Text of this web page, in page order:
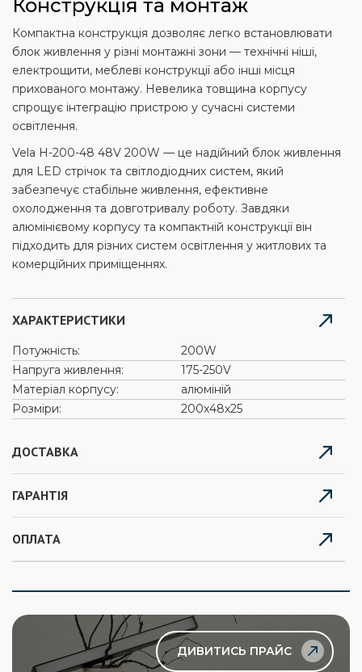
Конструкція та монтаж
Компактна конструкція дозволяє легко встановлювати
блок живлення у різні монтажні зони — технічні ніші,
електрощити, меблеві конструкції або інші місця
прихованого монтажу. Невелика товщина корпусу
спрощує інтеграцію пристрою у сучасні системи
освітлення.
Vela H-200-48 48V 200W — це надійний блок живлення
для LED стрічок та світлодіодних систем, який
забезпечує стабільне живлення, ефективне
охолодження та довготривалу роботу. Завдяки
алюмінієвому корпусу та компактній конструкції він
підходить для різних систем освітлення у житлових та
комерційних приміщеннях.
ХАРАКТЕРИСТИКИ
Потужність:
200W
Напруга живлення:
175-250V
Матеріал корпусу:
алюміній
Розміри:
200х48х25
ДОСТАВКА
ГАРАНТІЯ
ОПЛАТА
ДИВИТИСЬ ПРАЙС